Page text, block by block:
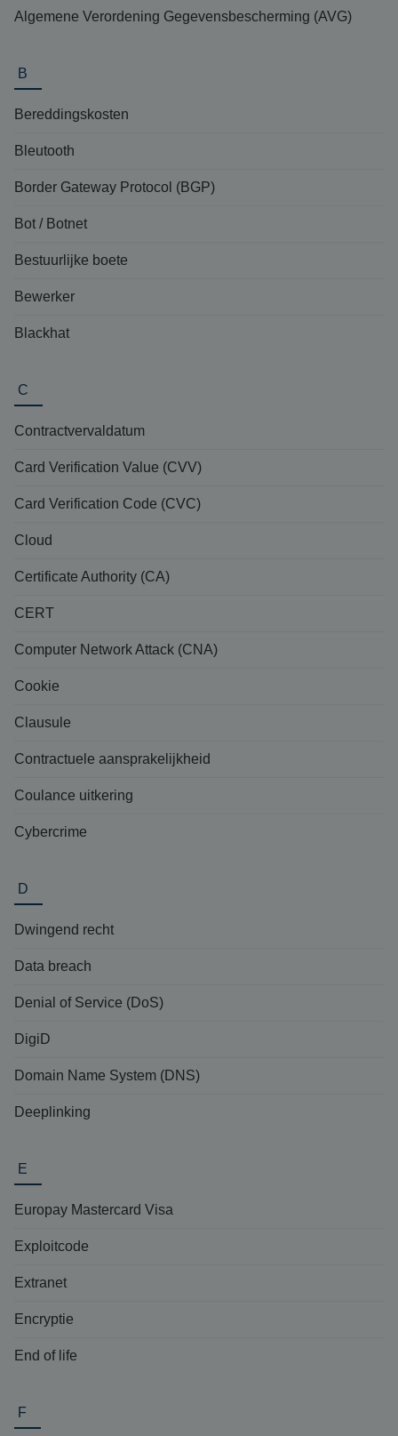
Algemene Verordening Gegevensbescherming (AVG)
B
Bereddingskosten
Bleutooth
Border Gateway Protocol (BGP)
Bot / Botnet
Bestuurlijke boete
Bewerker
Blackhat
C
Contractvervaldatum
Card Verification Value (CVV)
Card Verification Code (CVC)
Cloud
Certificate Authority (CA)
CERT
Computer Network Attack (CNA)
Cookie
Clausule
Contractuele aansprakelijkheid
Coulance uitkering
Cybercrime
D
Dwingend recht
Data breach
Denial of Service (DoS)
DigiD
Domain Name System (DNS)
Deeplinking
E
Europay Mastercard Visa
Exploitcode
Extranet
Encryptie
End of life
F